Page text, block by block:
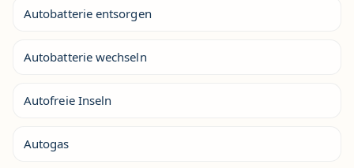
Autobatterie entsorgen
Autobatterie wechseln
Autofreie Inseln
Autogas